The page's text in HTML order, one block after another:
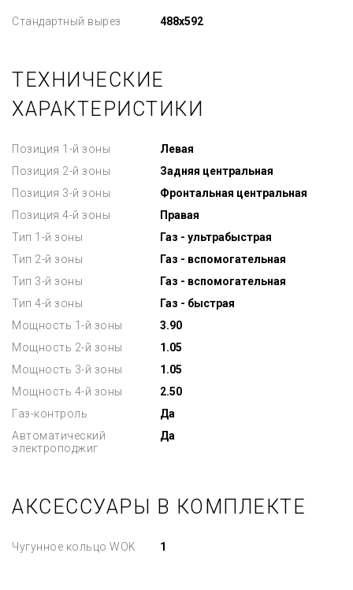
Стандартный вырез 488x592
ТЕХНИЧЕСКИЕ
ХАРАКТЕРИСТИКИ
Позиция 1-й зоны
Левая
Позиция 2-й зоны
Задняя центральная
Позиция 3-й зоны
Фронтальная центральная
Позиция 4-й зоны
Правая
Тип 1-й зоны
Газ - ультрабыстрая
Тип 2-й зоны
Газ - вспомогательная
Тип 3-й зоны
Газ - вспомогательная
Тип 4-й зоны
Газ - быстрая
Мощность 1-й зоны
3.90
Мощность 2-й зоны
1.05
Мощность 3-й зоны
1.05
Мощность 4-й зоны
2.50
Газ-контроль
Да
Автоматический
электроподжиг
Да
АКСЕССУАРЫ В КОМПЛЕКТЕ
Чугунное кольцо WOK 1